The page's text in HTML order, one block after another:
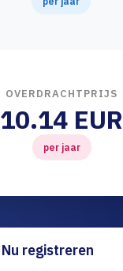
OVERDRACHTPRIJS
10.14 EUR
per jaar
Nu registreren